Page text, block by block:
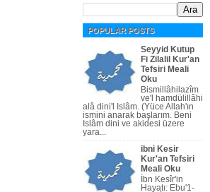
POPULAR POSTS
Seyyid Kutup
Fi Zilalil Kur'an
Tefsiri Meali
Oku
Bismillâhilazîm
ve'l hamdülillâhi
alâ dini'l Islâm. (Yüce Allah'ın
ismini anarak başlarım. Beni
Islâm dini ve akidesi üzere
yara...
ibni Kesir
Kur'an Tefsiri
Meali Oku
İbn Kesîr'in
Hayatı: Ebu'1-